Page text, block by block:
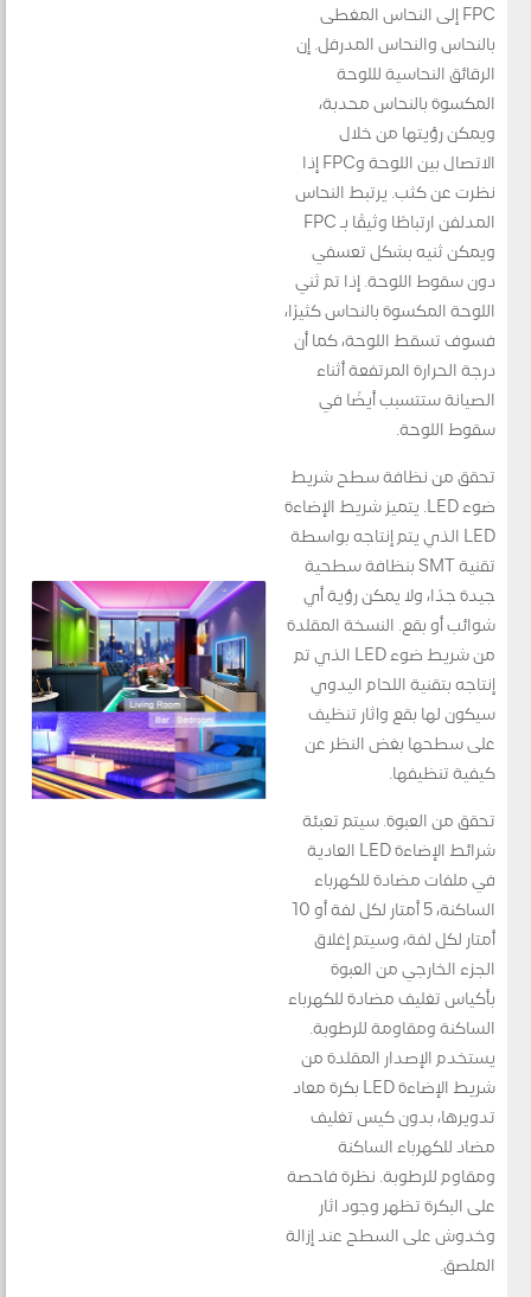
FPC إلى النحاس المغطى
بالنحاس والنحاس المدرفل. إن
الرقائق النحاسية لللوحة
المكسوة بالنحاس محدبة،
ويمكن رؤيتها من خلال
الاتصال بين اللوحة وFPC إذا
نظرت عن كثب. يرتبط النحاس
المدلفن ارتباطًا وثيقًا بـ FPC
ويمكن ثنيه بشكل تعسفي
دون سقوط اللوحة. إذا تم ثني
اللوحة المكسوة بالنحاس كثيرًا،
فسوف تسقط اللوحة، كما أن
درجة الحرارة المرتفعة أثناء
الصيانة ستتسبب أيضًا في
سقوط اللوحة.
تحقق من نظافة سطح شريط
ضوء LED. يتميز شريط الإضاءة
LED الذي يتم إنتاجه بواسطة
تقنية SMT بنظافة سطحية
جيدة جدًا، ولا يمكن رؤية أي
شوائب أو بقع. النسخة المقلدة
من شريط ضوء LED الذي تم
إنتاجه بتقنية اللحام اليدوي
سيكون لها بقع وآثار تنظيف
على سطحها بغض النظر عن
كيفية تنظيفها.
تحقق من العبوة. سيتم تعبئة
شرائط الإضاءة LED العادية
في ملفات مضادة للكهرباء
الساكنة، 5 أمتار لكل لفة أو 10
أمتار لكل لفة، وسيتم إغلاق
الجزء الخارجي من العبوة
بأكياس تغليف مضادة للكهرباء
الساكنة ومقاومة للرطوبة.
يستخدم الإصدار المقلدة من
شريط الإضاءة LED بكرة معاد
تدويرها، بدون كيس تغليف
مضاد للكهرباء الساكنة
ومقاوم للرطوبة. نظرة فاحصة
على البكرة تظهر وجود آثار
وخدوش على السطح عند إزالة
الملصق.